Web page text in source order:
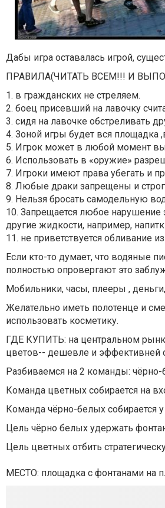
Дабы игра оставалась игрой,
ПРАВИЛА(ЧИТАТЬ ВСЕМ!!! И
1. в гражданских не стреляем.
2. боец присевший на лавочку
3. сидя на лавочке обстреливать
4. Зоной игры будет вся площадка
5. Игрок может в любой момент
6. Использовать в «оружие»
7. Игроки имеют права убегать и
8. Любые драки запрещены и
9. Нельзя бросать самодельную
10. Запрещается любое нарушение
другие жидкости, например,
11. не приветствуется обливание
Если кто-то думает, что водяные
полностью опровергают это
Мобильники, часы, плееры ,
Желательно иметь полотенце и
использовать косметику.
ГДЕ КУПИТЬ: на центральном
цветов-- дешевле и эффективней
Разбиваемся на 2 команды:
Команда цветных собирается на
Команда чёрно-белых собирается
Цель чёрно белых удержать
Цель цветных отбить
МЕСТО: площадка с фонтанами на